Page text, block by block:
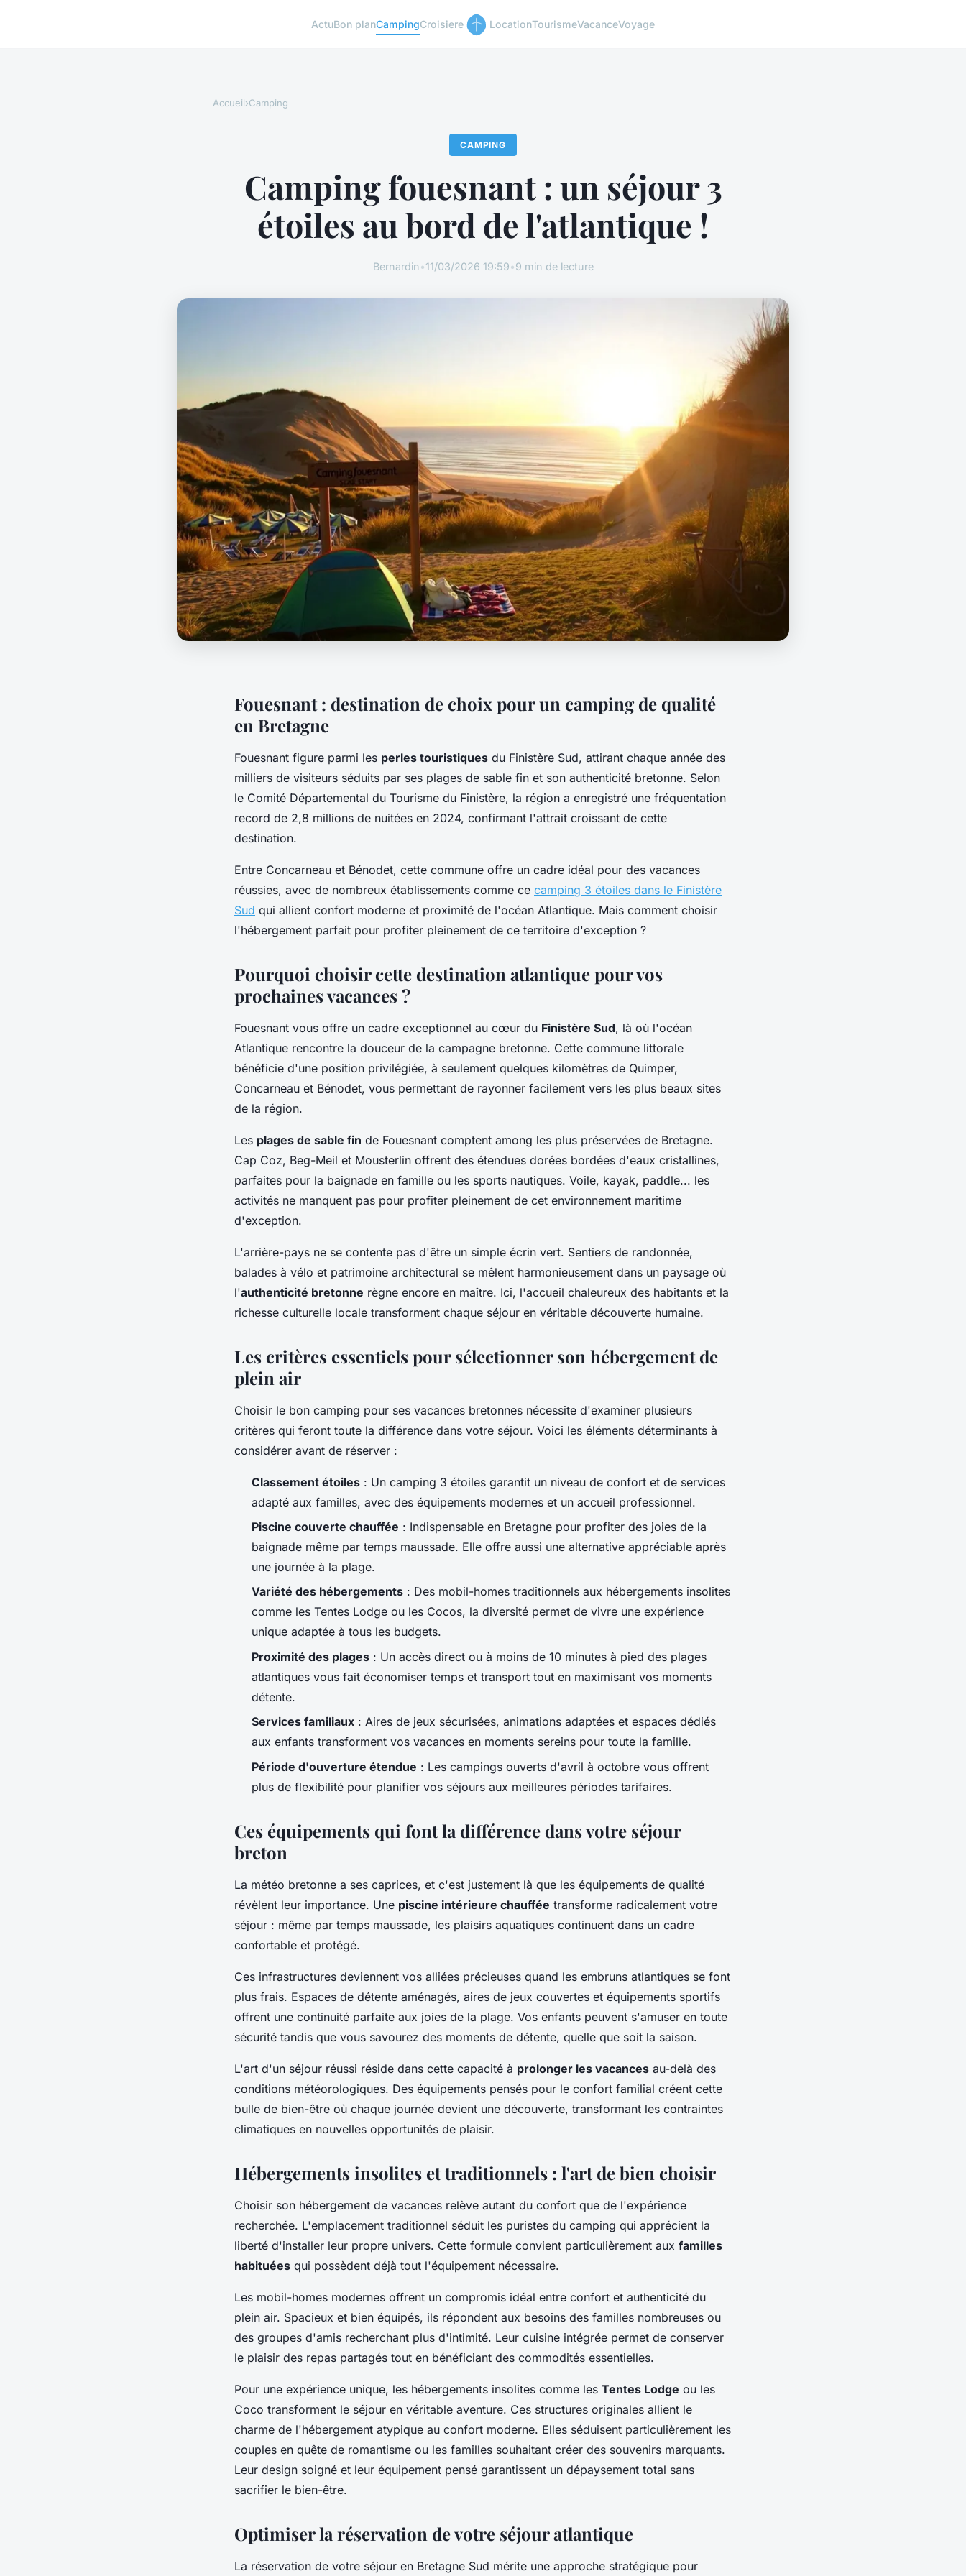
ActuBon planCampingCroisiere LocationTourismeVacanceVoyage
Accueil›Camping
CAMPING
Camping fouesnant : un séjour 3
étoiles au bord de l'atlantique !
Bernardin•11/03/2026 19:59•9 min de lecture
Fouesnant : destination de choix pour un camping de qualité
en Bretagne
Fouesnant figure parmi les perles touristiques du Finistère Sud, attirant chaque année des
milliers de visiteurs séduits par ses plages de sable fin et son authenticité bretonne. Selon
le Comité Départemental du Tourisme du Finistère, la région a enregistré une fréquentation
record de 2,8 millions de nuitées en 2024, confirmant l'attrait croissant de cette
destination.
Entre Concarneau et Bénodet, cette commune offre un cadre idéal pour des vacances
réussies, avec de nombreux établissements comme ce camping 3 étoiles dans le Finistère
Sud qui allient confort moderne et proximité de l'océan Atlantique. Mais comment choisir
l'hébergement parfait pour profiter pleinement de ce territoire d'exception ?
Pourquoi choisir cette destination atlantique pour vos
prochaines vacances ?
Fouesnant vous offre un cadre exceptionnel au cœur du Finistère Sud, là où l'océan
Atlantique rencontre la douceur de la campagne bretonne. Cette commune littorale
bénéficie d'une position privilégiée, à seulement quelques kilomètres de Quimper,
Concarneau et Bénodet, vous permettant de rayonner facilement vers les plus beaux sites
de la région.
Les plages de sable fin de Fouesnant comptent among les plus préservées de Bretagne.
Cap Coz, Beg-Meil et Mousterlin offrent des étendues dorées bordées d'eaux cristallines,
parfaites pour la baignade en famille ou les sports nautiques. Voile, kayak, paddle... les
activités ne manquent pas pour profiter pleinement de cet environnement maritime
d'exception.
L'arrière-pays ne se contente pas d'être un simple écrin vert. Sentiers de randonnée,
balades à vélo et patrimoine architectural se mêlent harmonieusement dans un paysage où
l'authenticité bretonne règne encore en maître. Ici, l'accueil chaleureux des habitants et la
richesse culturelle locale transforment chaque séjour en véritable découverte humaine.
Les critères essentiels pour sélectionner son hébergement de
plein air
Choisir le bon camping pour ses vacances bretonnes nécessite d'examiner plusieurs
critères qui feront toute la différence dans votre séjour. Voici les éléments déterminants à
considérer avant de réserver :
Classement étoiles : Un camping 3 étoiles garantit un niveau de confort et de services
adapté aux familles, avec des équipements modernes et un accueil professionnel.
Piscine couverte chauffée : Indispensable en Bretagne pour profiter des joies de la
baignade même par temps maussade. Elle offre aussi une alternative appréciable après
une journée à la plage.
Variété des hébergements : Des mobil-homes traditionnels aux hébergements insolites
comme les Tentes Lodge ou les Cocos, la diversité permet de vivre une expérience
unique adaptée à tous les budgets.
Proximité des plages : Un accès direct ou à moins de 10 minutes à pied des plages
atlantiques vous fait économiser temps et transport tout en maximisant vos moments
détente.
Services familiaux : Aires de jeux sécurisées, animations adaptées et espaces dédiés
aux enfants transforment vos vacances en moments sereins pour toute la famille.
Période d'ouverture étendue : Les campings ouverts d'avril à octobre vous offrent
plus de flexibilité pour planifier vos séjours aux meilleures périodes tarifaires.
Ces équipements qui font la différence dans votre séjour
breton
La météo bretonne a ses caprices, et c'est justement là que les équipements de qualité
révèlent leur importance. Une piscine intérieure chauffée transforme radicalement votre
séjour : même par temps maussade, les plaisirs aquatiques continuent dans un cadre
confortable et protégé.
Ces infrastructures deviennent vos alliées précieuses quand les embruns atlantiques se font
plus frais. Espaces de détente aménagés, aires de jeux couvertes et équipements sportifs
offrent une continuité parfaite aux joies de la plage. Vos enfants peuvent s'amuser en toute
sécurité tandis que vous savourez des moments de détente, quelle que soit la saison.
L'art d'un séjour réussi réside dans cette capacité à prolonger les vacances au-delà des
conditions météorologiques. Des équipements pensés pour le confort familial créent cette
bulle de bien-être où chaque journée devient une découverte, transformant les contraintes
climatiques en nouvelles opportunités de plaisir.
Hébergements insolites et traditionnels : l'art de bien choisir
Choisir son hébergement de vacances relève autant du confort que de l'expérience
recherchée. L'emplacement traditionnel séduit les puristes du camping qui apprécient la
liberté d'installer leur propre univers. Cette formule convient particulièrement aux familles
habituées qui possèdent déjà tout l'équipement nécessaire.
Les mobil-homes modernes offrent un compromis idéal entre confort et authenticité du
plein air. Spacieux et bien équipés, ils répondent aux besoins des familles nombreuses ou
des groupes d'amis recherchant plus d'intimité. Leur cuisine intégrée permet de conserver
le plaisir des repas partagés tout en bénéficiant des commodités essentielles.
Pour une expérience unique, les hébergements insolites comme les Tentes Lodge ou les
Coco transforment le séjour en véritable aventure. Ces structures originales allient le
charme de l'hébergement atypique au confort moderne. Elles séduisent particulièrement les
couples en quête de romantisme ou les familles souhaitant créer des souvenirs marquants.
Leur design soigné et leur équipement pensé garantissent un dépaysement total sans
sacrifier le bien-être.
Optimiser la réservation de votre séjour atlantique
La réservation de votre séjour en Bretagne Sud mérite une approche stratégique pour